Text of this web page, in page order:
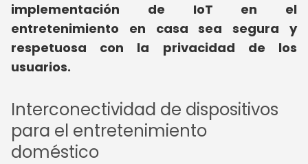
implementación de IoT en el
entretenimiento en casa sea segura y
respetuosa con la privacidad de los
usuarios.
Interconectividad de dispositivos
para el entretenimiento
doméstico